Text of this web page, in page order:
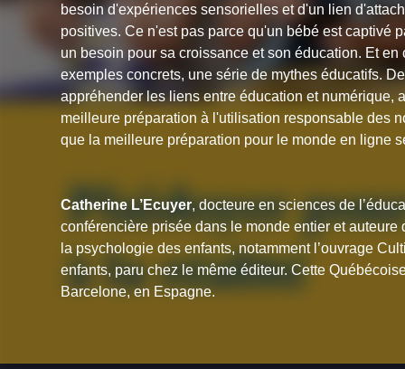
besoin d'expériences sensorielles et d'un lien
positives. Ce n'est pas parce qu'un bébé est captivé
un besoin pour sa croissance et son éducation. Et
exemples concrets, une série de mythes éducatifs.
appréhender les liens entre éducation et numérique,
meilleure préparation à l'utilisation responsable des
que la meilleure préparation pour le monde en ligne
Catherine L’Ecuyer, docteure en sciences de
conférencière prisée dans le monde entier et
la psychologie des enfants, notamment l’ouvrage
enfants, paru chez le même éditeur. Cette
Barcelone, en Espagne.